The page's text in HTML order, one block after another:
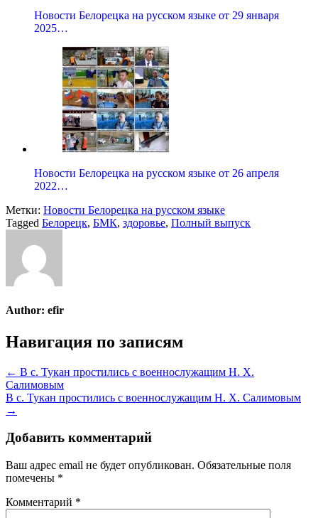
Новости Белорецка на русском языке от 29 января
2025…
Новости Белорецка на русском языке от 26 апреля
2022…
Метки: Новости Белорецка на русском языке
Tagged Белорецк, БМК, здоровье, Полный выпуск
Author: efir
Навигация по записям
← В с. Тукан простились с военнослужащим Н. Х.
Салимовым
В с. Тукан простились с военнослужащим Н. Х. Салимовым
→
Добавить комментарий
Ваш адрес email не будет опубликован. Обязательные поля
помечены *
Комментарий *